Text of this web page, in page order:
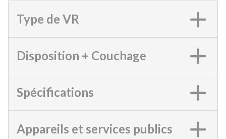
Type de VR
Disposition + Couchage
Spécifications
Appareils et services publics